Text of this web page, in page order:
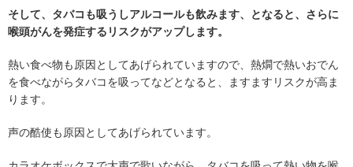
そして、タバコも吸うしアルコールも飲みます、となると、さらに
喉頭がんを発症するリスクがアップします。
熱い食べ物も原因としてあげられていますので、熱燗で熱いおでん
を食べながらタバコを吸ってなどとなると、ますますリスクが高ま
ります。
声の酷使も原因としてあげられています。